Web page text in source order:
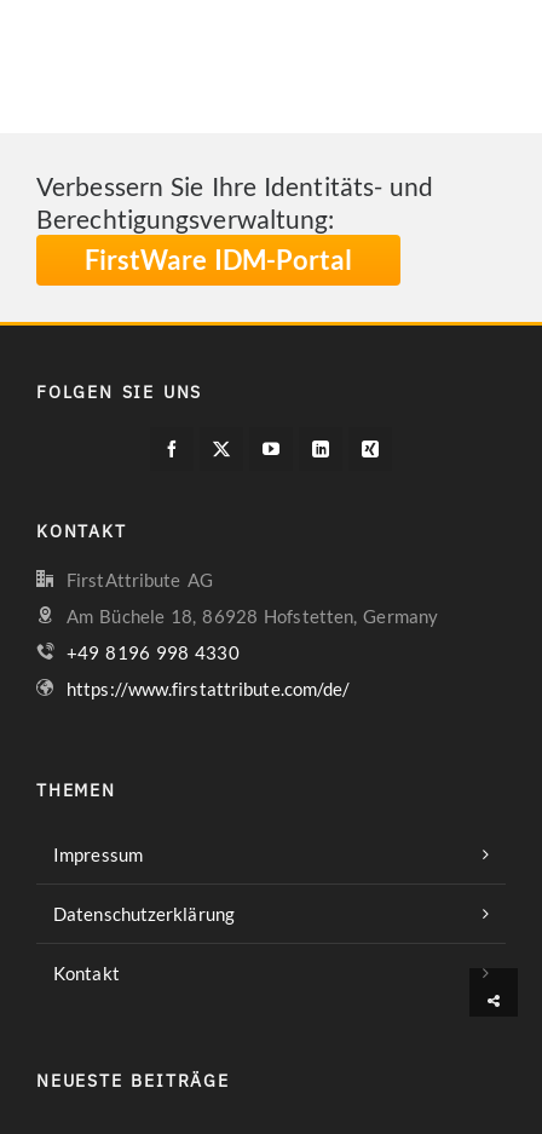
Verbessern Sie Ihre Identitäts- und
Berechtigungsverwaltung:
FirstWare IDM-Portal
FOLGEN SIE UNS
KONTAKT
FirstAttribute AG
Am Büchele 18, 86928 Hofstetten, Germany
+49 8196 998 4330
https://www.firstattribute.com/de/
THEMEN
Impressum
Datenschutzerklärung
Kontakt
NEUESTE BEITRÄGE